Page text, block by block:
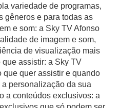
variedade de programas,
gêneros e para todas as
e som: a Sky TV Afonso
de imagem e som,
de visualização mais
assistir: a Sky TV
que quer assistir e quando
personalização da sua
a conteúdos exclusivos: a